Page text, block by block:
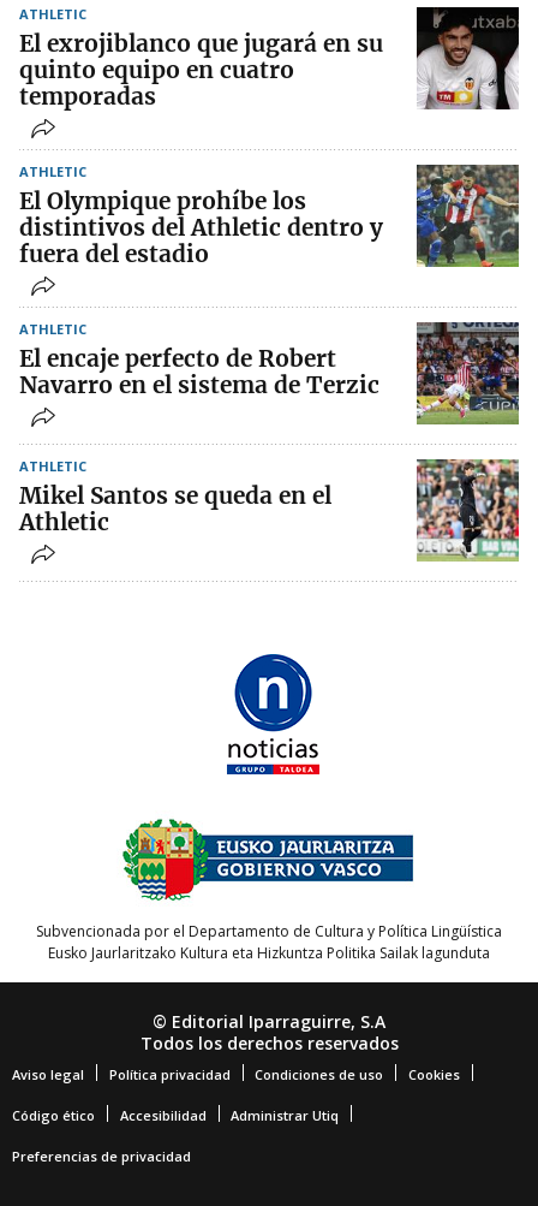
ATHLETIC
El exrojiblanco que jugará en su
quinto equipo en cuatro
temporadas
ATHLETIC
El Olympique prohíbe los
distintivos del Athletic dentro y
fuera del estadio
ATHLETIC
El encaje perfecto de Robert
Navarro en el sistema de Terzic
ATHLETIC
Mikel Santos se queda en el
Athletic
Subvencionada por el Departamento de Cultura y Política Lingüística
Eusko Jaurlaritzako Kultura eta Hizkuntza Politika Sailak lagunduta
© Editorial Iparraguirre, S.A
Todos los derechos reservados
Aviso legal Política privacidad Condiciones de uso Cookies
Código ético Accesibilidad Administrar Utiq
Preferencias de privacidad